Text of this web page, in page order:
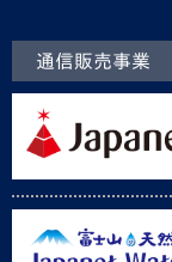
通信販売事業